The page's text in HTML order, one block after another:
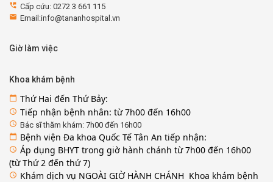
perm_phone_msg Cấp cứu: 0272 3 661 115
email Email:info@tananhospital.vn
Giờ làm việc
Khoa khám bệnh
calendar_today Thứ Hai đến Thứ Bảy:
access_time Tiếp nhận bệnh nhân: từ 7h00 đến 16h00
access_time Bác sĩ thăm khám: 7h00 đến 16h00
calendar_today Bệnh viện Đa khoa Quốc Tế Tân An tiếp nhận:
access_time Áp dụng BHYT trong giờ hành chánh từ 7h00 đến 16h00
(từ Thứ 2 đến thứ 7)
access_time Khám dịch vụ NGOÀI GIỜ HÀNH CHÁNH Khoa khám bệnh